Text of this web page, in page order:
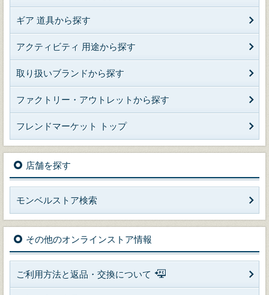
ギア 道具から探す
アクティビティ 用途から探す
取り扱いブランドから探す
ファクトリー・アウトレットから探す
フレンドマーケット トップ
店舗を探す
モンベルストア検索
その他のオンラインストア情報
ご利用方法と返品・交換について